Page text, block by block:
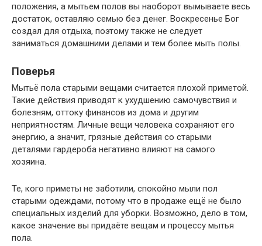
положения, а мытьем полов вы наоборот вымываете весь
достаток, оставляю семью без денег. Воскресенье Бог
создал для отдыха, поэтому также не следует
заниматься домашними делами и тем более мыть полы.
Поверья
Мытьё пола старыми вещами считается плохой приметой.
Такие действия приводят к ухудшению самочувствия и
болезням, оттоку финансов из дома и другим
неприятностям. Личные вещи человека сохраняют его
энергию, а значит, грязные действия со старыми
деталями гардероба негативно влияют на самого
хозяина.
Те, кого приметы не заботили, спокойно мыли пол
старыми одеждами, потому что в продаже ещё не было
специальных изделий для уборки. Возможно, дело в том,
какое значение вы придаёте вещам и процессу мытья
пола.